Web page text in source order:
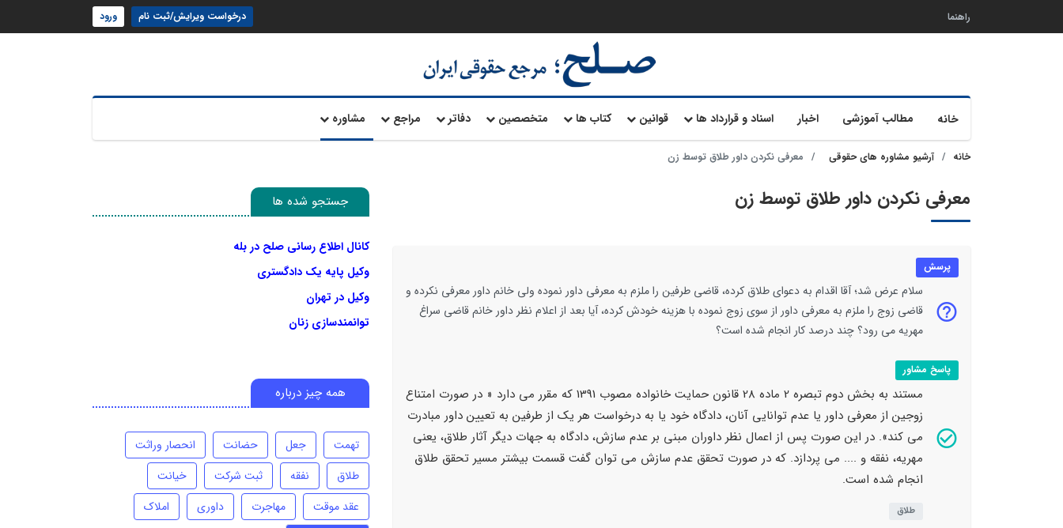
راهنما درخواست ویرایش/ثبت نام ورود
خانه مطالب آموزشی اخبار اسناد و قرارداد ها قوانین کتاب ها متخصصین دفاتر مراجع مشاوره
خانه آرشیو مشاوره های حقوقی معرفی نکردن داور طلاق توسط زن
معرفی نکردن داور طلاق توسط زن
پرسش
سلام عرض شد؛ آقا اقدام به دعوای طلاق کرده، قاضی طرفین را ملزم به معرفی داور نموده ولی خانم داور معرفی نکرده و
قاضی زوج را ملزم به معرفی داور از سوی زوج نموده با هزینه خودش کرده، آیا بعد از اعلام نظر داور خانم قاضی سراغ
مهریه می رود؟ چند درصد کار انجام شده است؟
پاسخ مشاور
مستند به بخش دوم تبصره 2 ماده 28 قانون حمایت خانواده مصوب 1391 که مقرر می دارد « در صورت امتناع
زوجین از معرفی داور یا عدم توانایی آنان، دادگاه خود یا به درخواست هر یک از طرفین به تعیین داور مبادرت
می کند». در این صورت پس از اعمال نظر داوران مبنی بر عدم سازش، دادگاه به جهات دیگر آثار طلاق، یعنی
مهریه، نفقه و .... می پردازد. که در صورت تحقق عدم سازش می توان گفت قسمت بیشتر مسیر تحقق طلاق
انجام شده است.
طلاق
جستجو شده ها
کانال اطلاع رسانی صلح در بله
وکیل پایه یک دادگستری
وکیل در تهران
توانمندسازی زنان
همه چیز درباره
تهمت جعل حضانت
انحصار وراثت
طلاق
نفقه ثبت شرکت
خیانت
عقد موقت
مهاجرت داوری
املاک